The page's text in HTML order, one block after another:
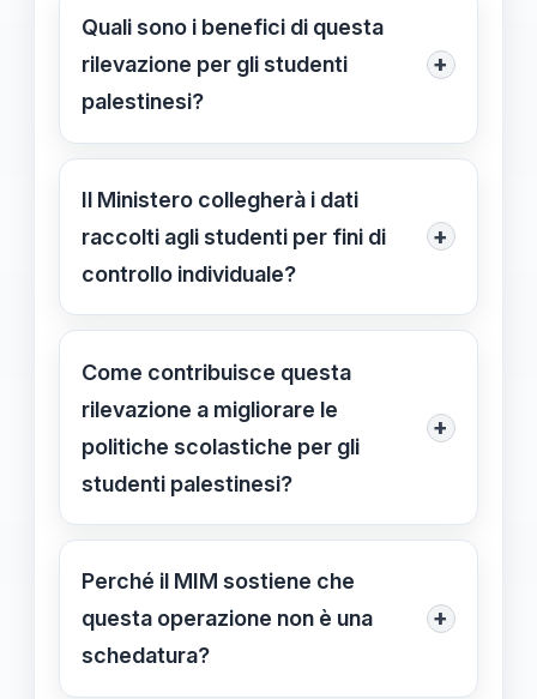
dati numerici e anonimi, senza
informazioni identificative,
rispettando le normative sulla privacy
Quali sono i benefici di questa
rilevazione per gli studenti
palestinesi?
+
Permette di pianificare risorse e
interventi di supporto, creando un
ambiente scolastico più inclusivo e
sicuro per gli studenti palestinesi.
Il Ministero collegherà i dati
raccolti agli studenti per fini di
controllo individuale?
+
Assolutamente no. Il MIM chiarisce
che i dati sono aggregati e non
vengono utilizzati per controlli o
profilazioni individuali.
Come contribuisce questa
rilevazione a migliorare le
politiche scolastiche per gli
studenti palestinesi?
+
Fornisce dati utili per individuare le
necessità di risorse e supporto,
facilitando politiche di inclusione più
efficaci e mirate.
Perché il MIM sostiene che
questa operazione non è una
schedatura?
+